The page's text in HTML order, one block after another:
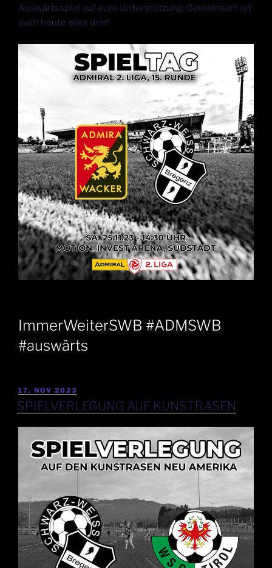
Auswärtsspiel auf eure Unterstützung. Gemeinsam ist
auch heute alles drin!
ImmerWeiterSWB #ADMSWB
#auswärts
17. NOV 2023
SPIELVERLEGUNG AUF KUNSTRASEN